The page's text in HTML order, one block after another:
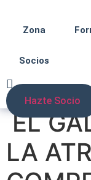
Zona
Socios
Hazte Socio
EL
LA